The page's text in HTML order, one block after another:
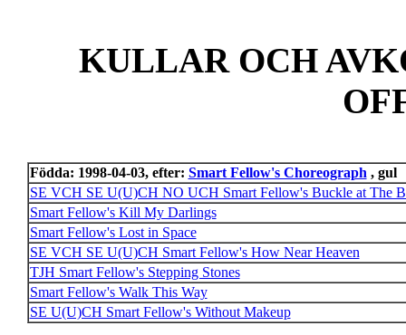
KULLAR OCH
Födda: 1998-04-03, efter: Smart Fellow's Choreograph , gul
SE VCH SE U(U)CH NO UCH Smart Fellow's Buckle at The
Smart Fellow's Kill My Darlings
Smart Fellow's Lost in Space
SE VCH SE U(U)CH Smart Fellow's How Near Heaven
TJH Smart Fellow's Stepping Stones
Smart Fellow's Walk This Way
SE U(U)CH Smart Fellow's Without Makeup